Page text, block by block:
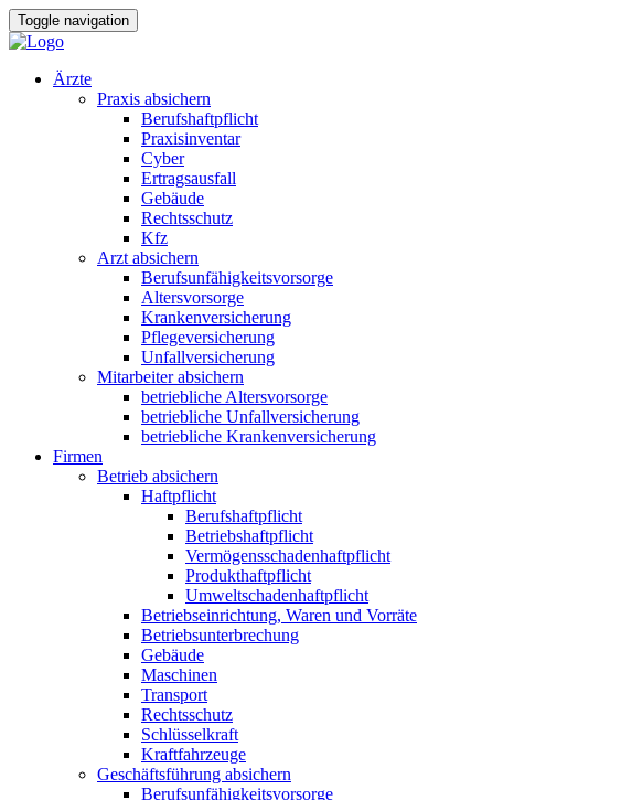
Toggle navigation
Ärzte
Praxis absichern
Berufshaftpflicht
Praxisinventar
Cyber
Ertragsausfall
Gebäude
Rechtsschutz
Kfz
Arzt absichern
Berufsunfähigkeitsvorsorge
Altersvorsorge
Krankenversicherung
Pflegeversicherung
Unfallversicherung
Mitarbeiter absichern
betriebliche Altersvorsorge
betriebliche Unfallversicherung
betriebliche Krankenversicherung
Firmen
Betrieb absichern
Haftpflicht
Berufshaftpflicht
Betriebshaftpflicht
Vermögensschadenhaftpflicht
Produkthaftpflicht
Umweltschadenhaftpflicht
Betriebseinrichtung, Waren und Vorräte
Betriebsunterbrechung
Gebäude
Maschinen
Transport
Rechtsschutz
Schlüsselkraft
Kraftfahrzeuge
Geschäftsführung absichern
Berufsunfähigkeitsvorsorge